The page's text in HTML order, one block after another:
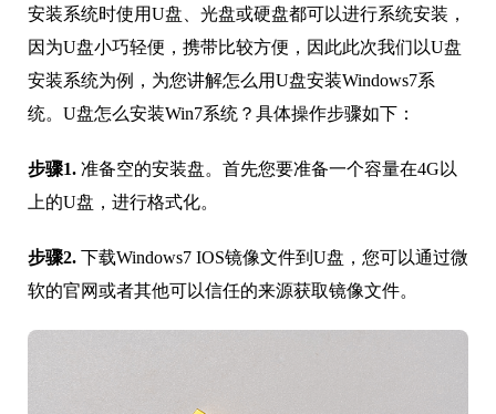
安装系统时使用U盘、光盘或硬盘都可以进行系统安装，
因为U盘小巧轻便，携带比较方便，因此此次我们以U盘
安装系统为例，为您讲解怎么用U盘安装Windows7系
统。U盘怎么安装Win7系统？具体操作步骤如下：
步骤1. 准备空的安装盘。首先您要准备一个容量在4G以
上的U盘，进行格式化。
步骤2. 下载Windows7 IOS镜像文件到U盘，您可以通过微
软的官网或者其他可以信任的来源获取镜像文件。